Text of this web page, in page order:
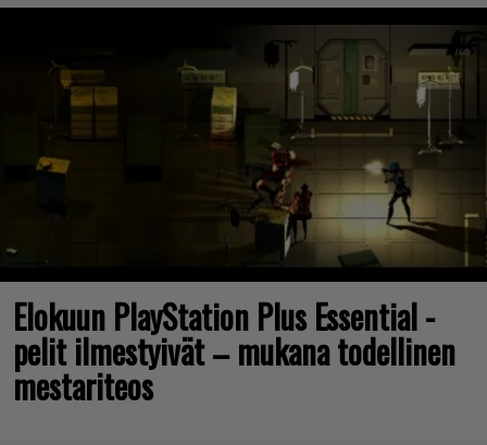
Elokuun PlayStation Plus Essential -
pelit ilmestyivät – mukana todellinen
mestariteos